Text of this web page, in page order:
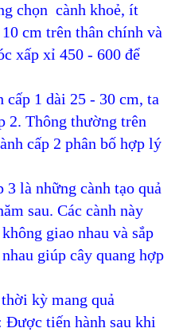
chọn cành khoẻ, ít
cm trên thân chính và
xấp xỉ 450 - 600 để
cấp 1 dài 25 - 30 cm, ta
2. Thông thường trên
cấp 2 phân bố hợp lý
3 là những cành tạo quả
sau. Các cành này
giao nhau và sắp
giúp cây quang hợp
kỳ mang quả
tiến hành sau khi